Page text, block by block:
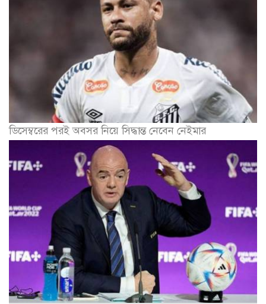
ডিসেম্বরের পরই অবসর নিয়ে সিদ্ধান্ত নেবেন নেইমার